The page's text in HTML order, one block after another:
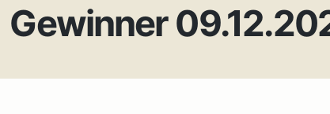
Gewinner